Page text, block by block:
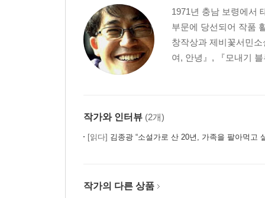
1971년 충남 보령에서
부문에 당선되어 작품
창작상과 제비꽃서민
여, 안녕』, 『모내기
작가와 인터뷰 (2개)
[읽다] 김종광 “소설가로 산 20년, 가족을 팔아먹고
작가의 다른 상품